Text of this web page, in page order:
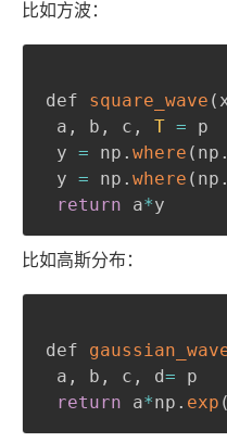
比如方波：
def square_wave (
a , b , c , T = p
y = np . where ( np .
y = np . where ( np .
return a*y
比如高斯分布：
def
a , b , c , d= p
return a*np . exp (